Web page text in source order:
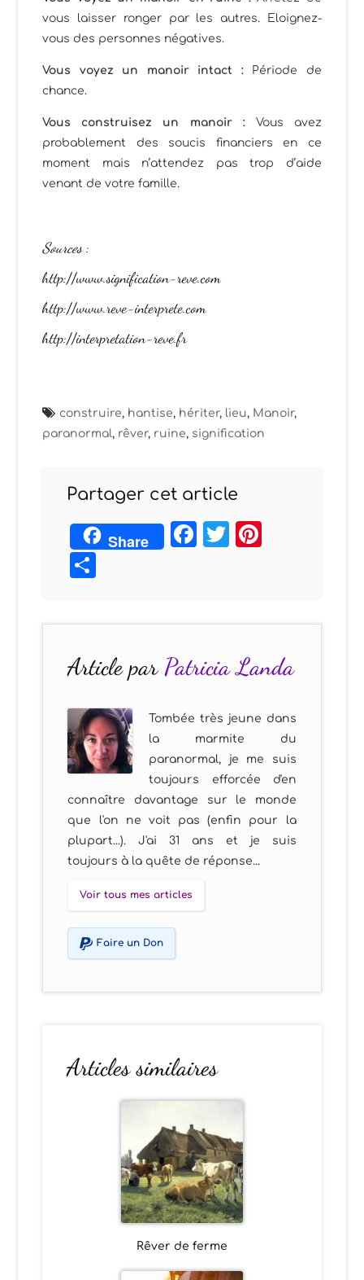
vous laisser ronger par les autres. Eloignez-
vous des personnes négatives.
Vous voyez un manoir intact :Période de
chance.
Vous construisez un manoir:Vous avez
probablement des soucis financiers en ce
moment mais n’attendez pas trop d’aide
venant de votre famille.
Sources:
http://www.signification-reve.com
http://www.reve-interprete.com
http://interpretation-reve.fr
construire, hantise, hériter, lieu, Manoir,
paranormal, rêver, ruine, signification
Partager cet article
Share Facebook
Twitter
Article parPatricia Landa
Tombée très jeune dans
la marmite du
paranormal, je me suis
toujours efforcée d'en
connaître davantage sur le monde
que l'on ne voit pas (enfin pour la
plupart...). J'ai 31 ans et je suis
toujours à la quête de réponse...
Voir tous mes articles
Faire un Don
Articles similaires
Rêver de ferme